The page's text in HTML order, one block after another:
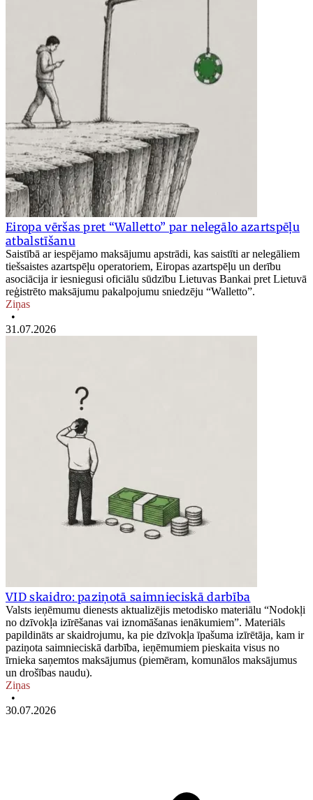
Eiropa vēršas pret “Walletto” par nelegālo azartspēļu
atbalstīšanu
Saistībā ar iespējamo maksājumu apstrādi, kas saistīti ar nelegāliem
tiešsaistes azartspēļu operatoriem, Eiropas azartspēļu un derību
asociācija ir iesniegusi oficiālu sūdzību Lietuvas Bankai pret Lietuvā
reģistrēto maksājumu pakalpojumu sniedzēju “Walletto”.
Ziņas
•
31.07.2026
VID skaidro: paziņotā saimnieciskā darbība
Valsts ieņēmumu dienests aktualizējis metodisko materiālu “Nodokļi
no dzīvokļa izīrēšanas vai iznomāšanas ienākumiem”. Materiāls
papildināts ar skaidrojumu, ka pie dzīvokļa īpašuma izīrētāja, kam ir
paziņota saimnieciskā darbība, ieņēmumiem pieskaita visus no
īrnieka saņemtos maksājumus (piemēram, komunālos maksājumus
un drošības naudu).
Ziņas
•
30.07.2026